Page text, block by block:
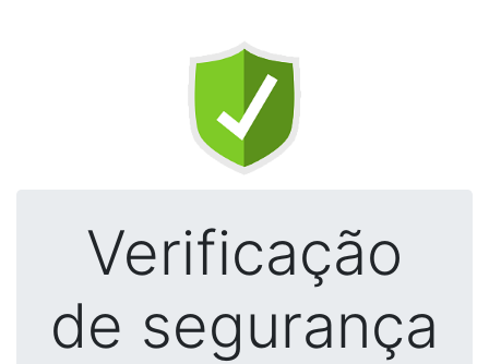
Verificação
de segurança